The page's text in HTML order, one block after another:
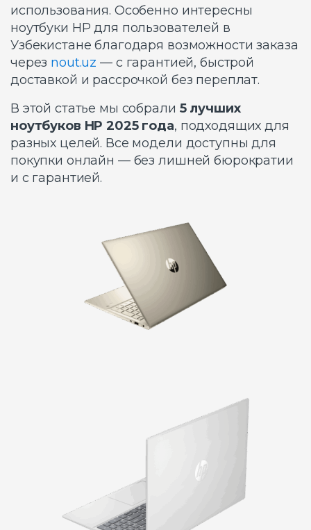
использования. Особенно интересны
ноутбуки HP для пользователей в
Узбекистане благодаря возможности заказа
через nout.uz — с гарантией, быстрой
доставкой и рассрочкой без переплат.
В этой статье мы собрали 5 лучших
ноутбуков HP 2025 года, подходящих для
разных целей. Все модели доступны для
покупки онлайн — без лишней бюрократии
и с гарантией.